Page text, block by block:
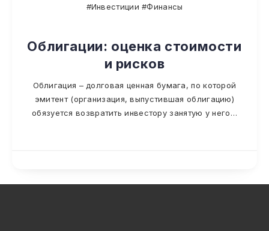
#Инвестиции #Финансы
Облигации: оценка стоимости
и рисков
Облигация – долговая ценная бумага, по которой
эмитент (организация, выпустившая облигацию)
обязуется возвратить инвестору занятую у него…